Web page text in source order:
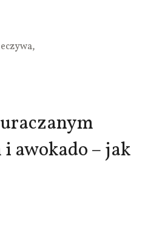
awokado – jak